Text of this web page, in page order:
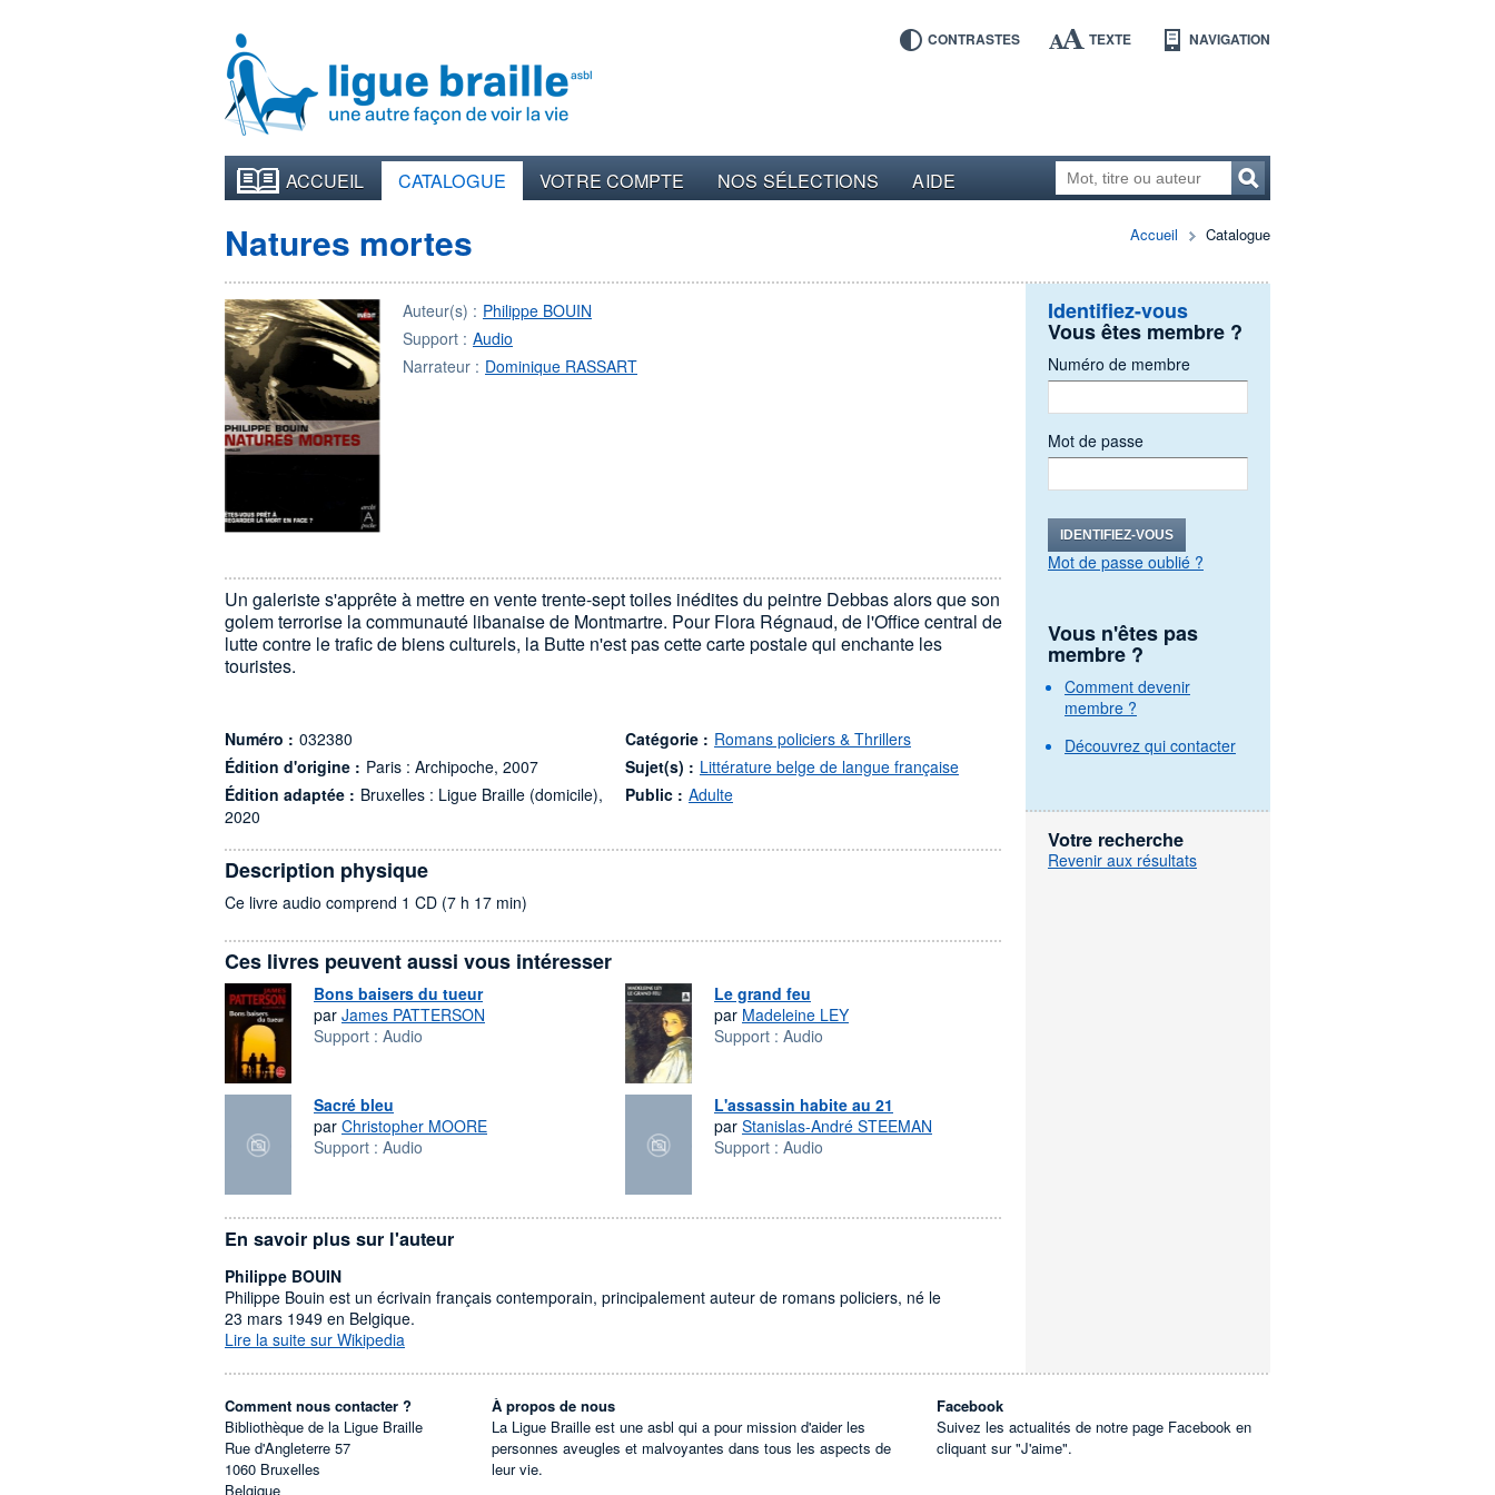
CONTRASTES TEXTE NAVIGATION
ACCUEIL CATALOGUE VOTRE COMPTE NOS SÉLECTIONS AIDE
Accueil Catalogue
Natures mortes
Auteur(s) : Philippe BOUIN
Support : Audio
Narrateur : Dominique RASSART
Un galeriste s'apprête à mettre en vente trente-sept toiles inédites du peintre Debbas alors que son
golem terrorise la communauté libanaise de Montmartre. Pour Flora Régnaud, de l'Office central de
lutte contre le trafic de biens culturels, la Butte n'est pas cette carte postale qui enchante les
touristes.
Numéro : 032380
Édition d'origine : Paris : Archipoche, 2007
Édition adaptée : Bruxelles : Ligue Braille (domicile),
2020
Catégorie : Romans policiers & Thrillers
Sujet(s) : Littérature belge de langue française
Public : Adulte
Description physique
Ce livre audio comprend 1 CD (7 h 17 min)
Ces livres peuvent aussi vous intéresser
Bons baisers du tueur
par James PATTERSON
Support : Audio
Le grand feu
par Madeleine LEY
Support : Audio
Sacré bleu
par Christopher MOORE
Support : Audio
L'assassin habite au 21
par Stanislas-André STEEMAN
Support : Audio
En savoir plus sur l'auteur
Philippe BOUIN
Philippe Bouin est un écrivain français contemporain, principalement auteur de romans policiers, né le
23 mars 1949 en Belgique.
Lire la suite sur Wikipedia
Identifiez-vous
Vous êtes membre ?
Numéro de membre
Mot de passe
IDENTIFIEZ-VOUS
Mot de passe oublié ?
Vous n'êtes pas
membre ?
Comment devenir
membre ?
Découvrez qui contacter
Votre recherche
Revenir aux résultats
Comment nous contacter ?
Bibliothèque de la Ligue Braille
Rue d'Angleterre 57
1060 Bruxelles
Belgique
À propos de nous
La Ligue Braille est une asbl qui a pour mission d'aider les
personnes aveugles et malvoyantes dans tous les aspects de
leur vie.
Facebook
Suivez les actualités de notre page Facebook en
cliquant sur "J'aime".